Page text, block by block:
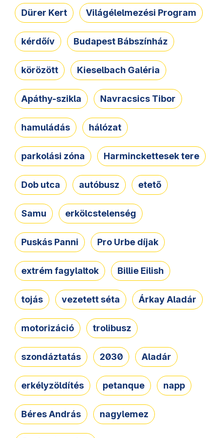
Dürer Kert Világélelmezési Program
kérdőív Budapest Bábszínház
körözött Kieselbach Galéria
Apáthy-szikla Navracsics Tibor
hamuládás hálózat
parkolási zóna Harminckettesek tere
Dob utca autóbusz etető
Samu erkölcstelenség
Puskás Panni Pro Urbe díjak
extrém fagylaltok Billie Eilish
tojás vezetett séta Árkay Aladár
motorizáció trolibusz
szondáztatás 2030 Aladár
erkélyzöldítés petanque napp
Béres András nagylemez